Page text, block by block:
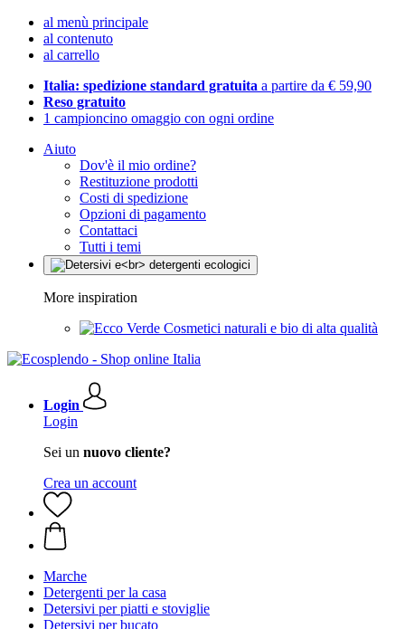
al menù principale
al contenuto
al carrello
Italia: spedizione standard gratuita a partire da € 59,90
Reso gratuito
1 campioncino omaggio con ogni ordine
Aiuto
Dov'è il mio ordine?
Restituzione prodotti
Costi di spedizione
Opzioni di pagamento
Contattaci
Tutti i temi
More inspiration
Cosmetici naturali e bio di alta qualità
Login
Login
Sei un nuovo cliente?
Crea un account
Marche
Detergenti per la casa
Detersivi per piatti e stoviglie
Detersivi per bucato